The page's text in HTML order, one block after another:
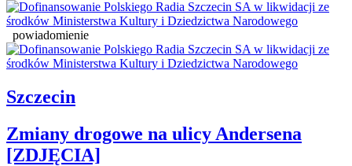
powiadomienie
Szczecin
Zmiany drogowe na ulicy Andersena
[ZDJĘCIA]